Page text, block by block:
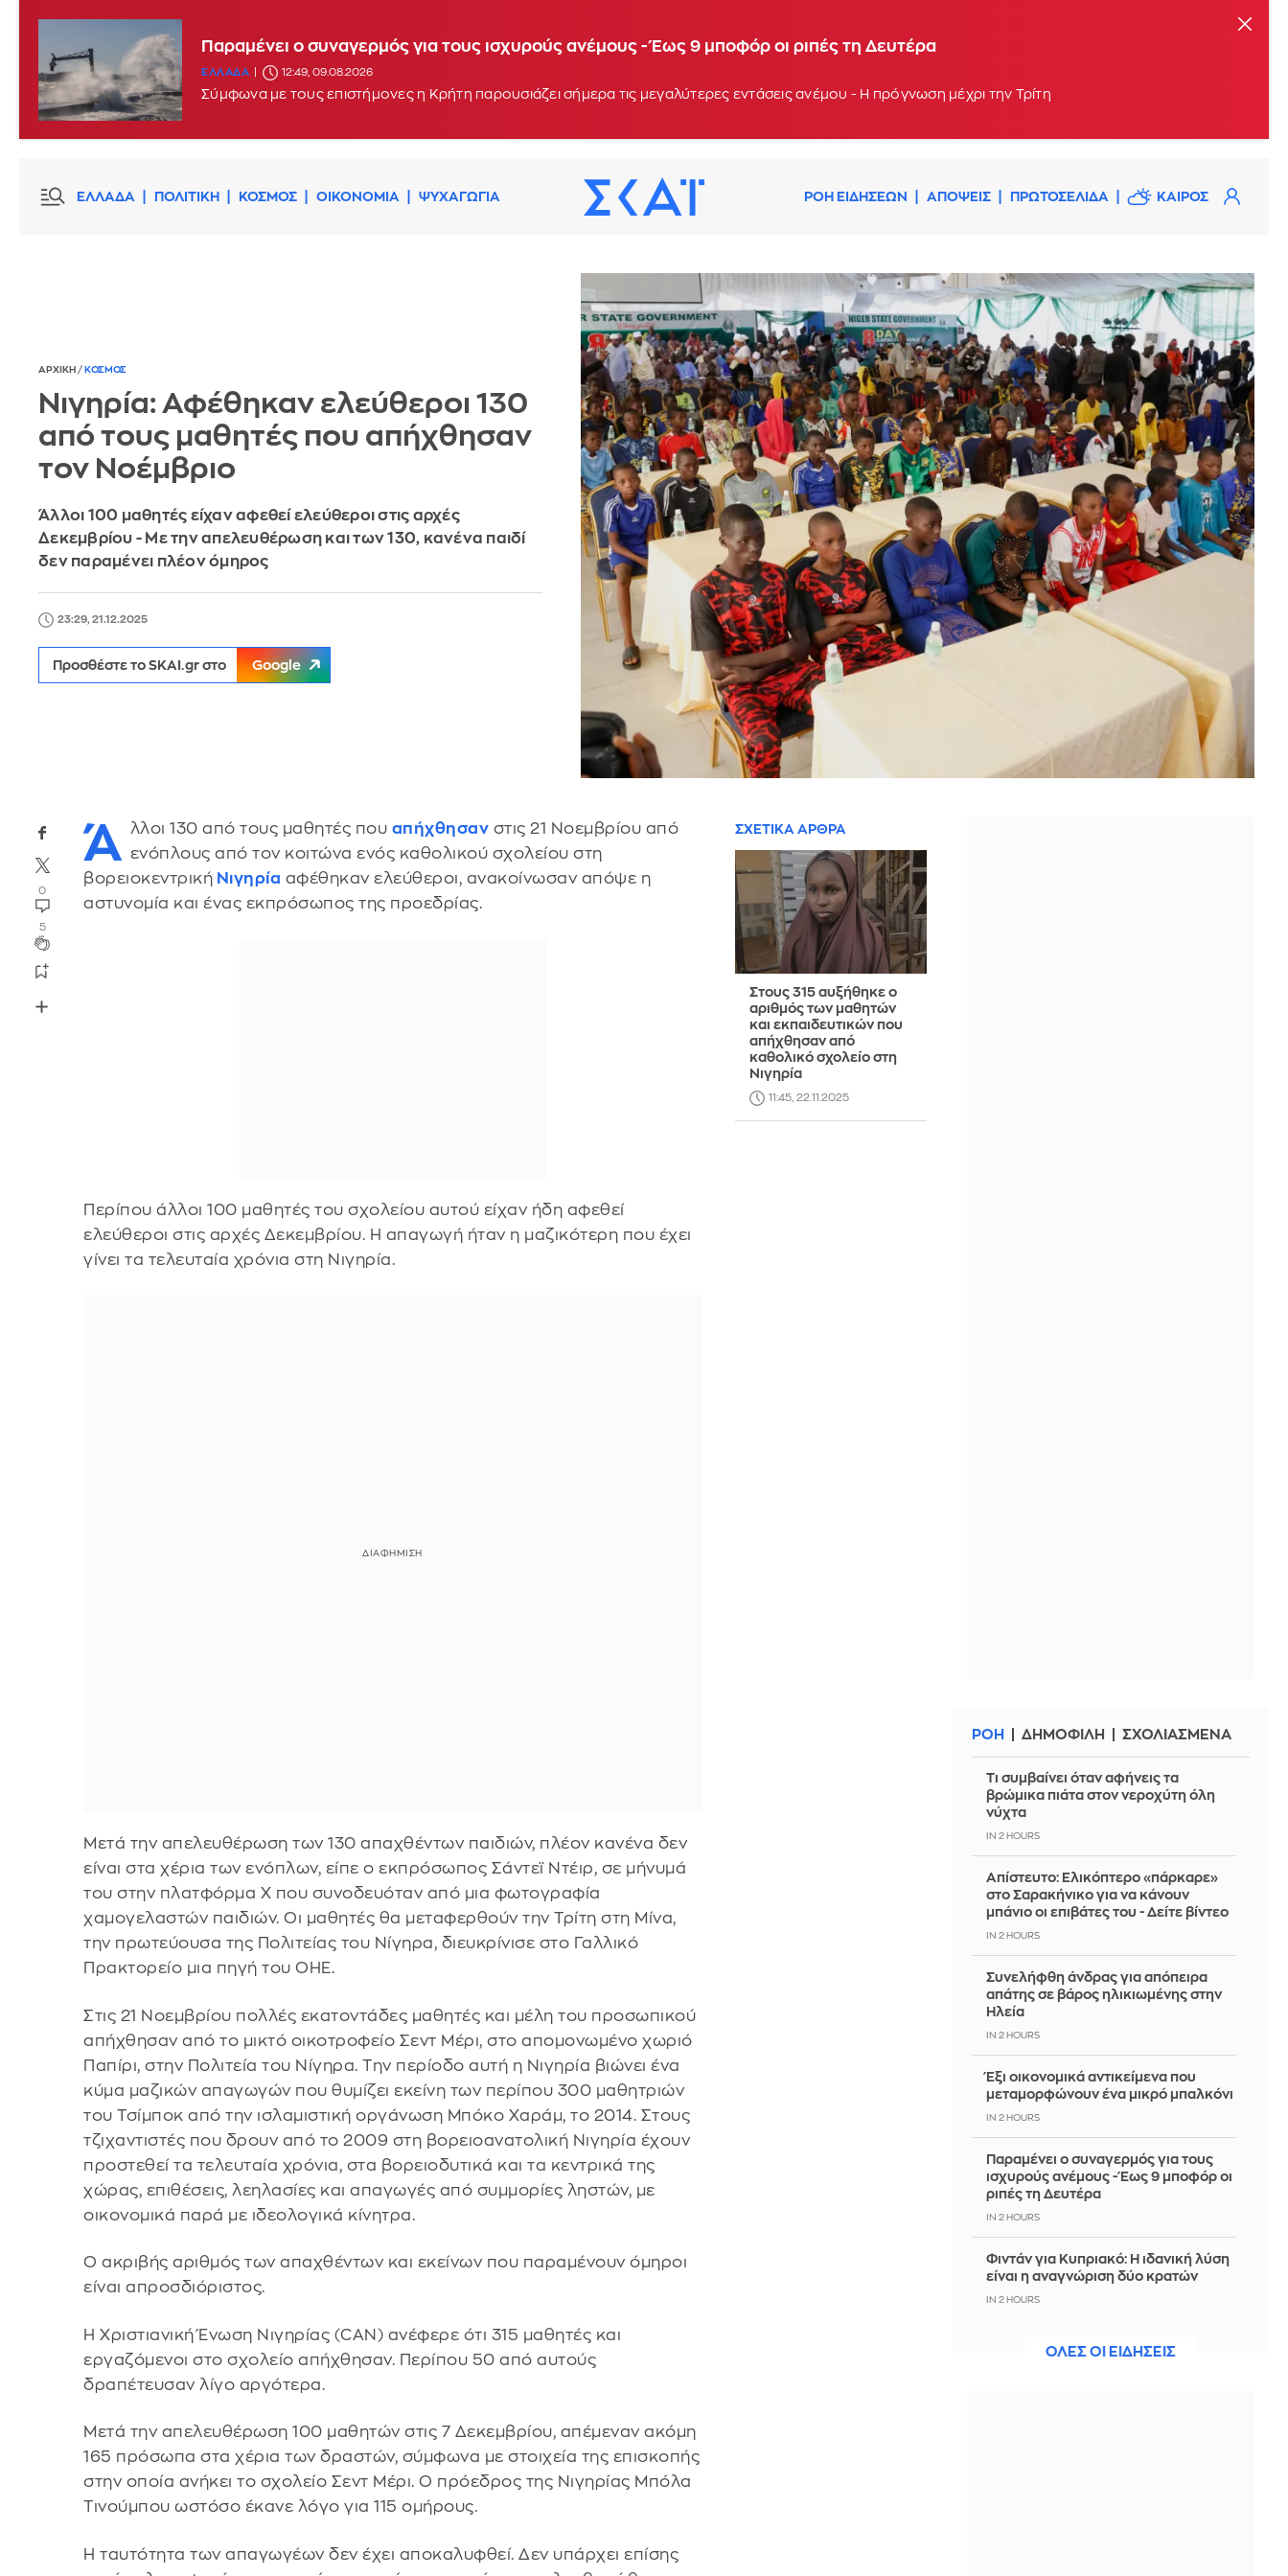
Παραμένει ο συναγερμός για τους ισχυρούς ανέμους - Έως 9 μποφόρ οι ριπές τη Δευτέρα
ΕΛΛΑΔΑ 12:49, 09.08.2026
Σύμφωνα με τους επιστήμονες η Κρήτη παρουσιάζει σήμερα τις μεγαλύτερες εντάσεις ανέμου - Η πρόγνωση μέχρι την Τρίτη
ΕΛΛΑΔΑ ΠΟΛΙΤΙΚΗ ΚΟΣΜΟΣ ΟΙΚΟΝΟΜΙΑ ΨΥΧΑΓΩΓΙΑ ΡΟΗ ΕΙΔΗΣΕΩΝ ΑΠΟΨΕΙΣ ΠΡΩΤΟΣΕΛΙΔΑ ΚΑΙΡΟΣ
ΑΡΧΙΚΗ / ΚΟΣΜΟΣ
Νιγηρία: Αφέθηκαν ελεύθεροι 130
από τους μαθητές που απήχθησαν
τον Νοέμβριο
Άλλοι 100 μαθητές είχαν αφεθεί ελεύθεροι στις αρχές
Δεκεμβρίου - Με την απελευθέρωση και των 130, κανένα παιδί
δεν παραμένει πλέον όμηρος
23:29, 21.12.2025
Προσθέστε το SKAI.gr στο Google
0
5
Ά λλοι 130 από τους μαθητές που απήχθησαν στις 21 Νοεμβρίου από
ενόπλους από τον κοιτώνα ενός καθολικού σχολείου στη
βορειοκεντρική Νιγηρία αφέθηκαν ελεύθεροι, ανακοίνωσαν απόψε η
αστυνομία και ένας εκπρόσωπος της προεδρίας.
Περίπου άλλοι 100 μαθητές του σχολείου αυτού είχαν ήδη αφεθεί
ελεύθεροι στις αρχές Δεκεμβρίου. Η απαγωγή ήταν η μαζικότερη που έχει
γίνει τα τελευταία χρόνια στη Νιγηρία.
Μετά την απελευθέρωση των 130 απαχθέντων παιδιών, πλέον κανένα δεν
είναι στα χέρια των ενόπλων, είπε ο εκπρόσωπος Σάντεϊ Ντέιρ, σε μήνυμά
του στην πλατφόρμα Χ που συνοδευόταν από μια φωτογραφία
χαμογελαστών παιδιών. Οι μαθητές θα μεταφερθούν την Τρίτη στη Μίνα,
την πρωτεύουσα της Πολιτείας του Νίγηρα, διευκρίνισε στο Γαλλικό
Πρακτορείο μια πηγή του ΟΗΕ.
Στις 21 Νοεμβρίου πολλές εκατοντάδες μαθητές και μέλη του προσωπικού
απήχθησαν από το μικτό οικοτροφείο Σεντ Μέρι, στο απομονωμένο χωριό
Παπίρι, στην Πολιτεία του Νίγηρα. Την περίοδο αυτή η Νιγηρία βιώνει ένα
κύμα μαζικών απαγωγών που θυμίζει εκείνη των περίπου 300 μαθητριών
του Τσίμποκ από την ισλαμιστική οργάνωση Μπόκο Χαράμ, το 2014. Στους
τζιχαντιστές που δρουν από το 2009 στη βορειοανατολική Νιγηρία έχουν
προστεθεί τα τελευταία χρόνια, στα βορειοδυτικά και τα κεντρικά της
χώρας, επιθέσεις, λεηλασίες και απαγωγές από συμμορίες ληστών, με
οικονομικά παρά με ιδεολογικά κίνητρα.
Ο ακριβής αριθμός των απαχθέντων και εκείνων που παραμένουν όμηροι
είναι απροσδιόριστος.
Η Χριστιανική Ένωση Νιγηρίας (CAN) ανέφερε ότι 315 μαθητές και
εργαζόμενοι στο σχολείο απήχθησαν. Περίπου 50 από αυτούς
δραπέτευσαν λίγο αργότερα.
Μετά την απελευθέρωση 100 μαθητών στις 7 Δεκεμβρίου, απέμεναν ακόμη
165 πρόσωπα στα χέρια των δραστών, σύμφωνα με στοιχεία της επισκοπής
στην οποία ανήκει το σχολείο Σεντ Μέρι. Ο πρόεδρος της Νιγηρίας Μπόλα
Τινούμπου ωστόσο έκανε λόγο για 115 ομήρους.
Η ταυτότητα των απαγωγέων δεν έχει αποκαλυφθεί. Δεν υπάρχει επίσης
ΣΧΕΤΙΚΑ ΑΡΘΡΑ
Στους 315 αυξήθηκε ο
αριθμός των μαθητών
και εκπαιδευτικών που
απήχθησαν από
καθολικό σχολείο στη
Νιγηρία
11:45, 22.11.2025
ΡΟΗ ΔΗΜΟΦΙΛΗ ΣΧΟΛΙΑΣΜΕΝΑ
Τι συμβαίνει όταν αφήνεις τα
βρώμικα πιάτα στον νεροχύτη όλη
νύχτα
IN 2 HOURS
Απίστευτο: Ελικόπτερο «πάρκαρε»
στο Σαρακήνικο για να κάνουν
μπάνιο οι επιβάτες του - Δείτε βίντεο
IN 2 HOURS
Συνελήφθη άνδρας για απόπειρα
απάτης σε βάρος ηλικιωμένης στην
Ηλεία
IN 2 HOURS
Έξι οικονομικά αντικείμενα που
μεταμορφώνουν ένα μικρό μπαλκόνι
IN 2 HOURS
Παραμένει ο συναγερμός για τους
ισχυρούς ανέμους - Έως 9 μποφόρ οι
ριπές τη Δευτέρα
IN 2 HOURS
Φιντάν για Κυπριακό: Η ιδανική λύση
είναι η αναγνώριση δύο κρατών
IN 2 HOURS
Πάρνηθα - Σώοι οι 4 επιβαίνοντες
ΟΛΕΣ ΟΙ ΕΙΔΗΣΕΙΣ